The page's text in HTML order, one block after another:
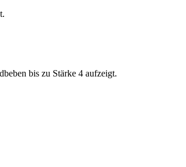
bis zu Stärke 4 aufzeigt.